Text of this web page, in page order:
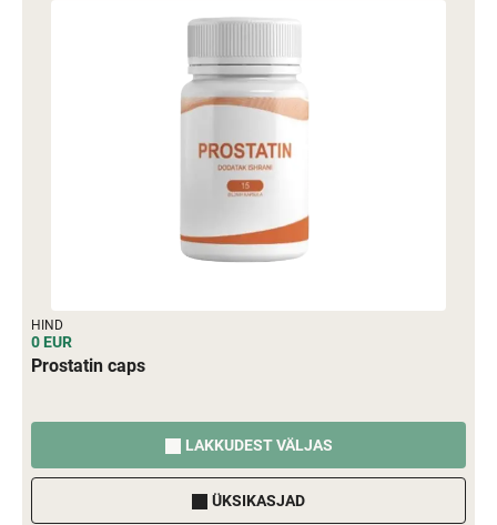
HIND
0 EUR
Prostatin caps
LAKKUDEST VÄLJAS
ÜKSIKASJAD